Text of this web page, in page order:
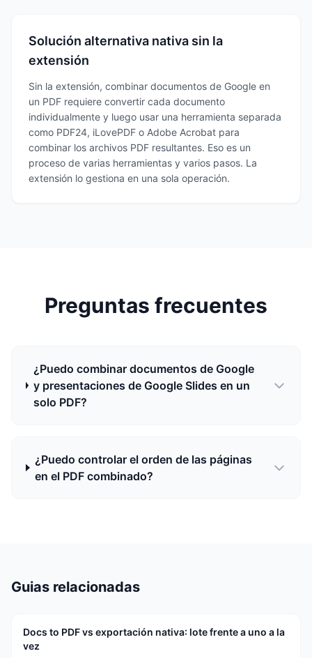
Solución alternativa nativa sin la
extensión
Sin la extensión, combinar documentos de Google en
un PDF requiere convertir cada documento
individualmente y luego usar una herramienta separada
como PDF24, iLovePDF o Adobe Acrobat para
combinar los archivos PDF resultantes. Eso es un
proceso de varias herramientas y varios pasos. La
extensión lo gestiona en una sola operación.
Preguntas frecuentes
¿Puedo combinar documentos de Google
y presentaciones de Google Slides en un
solo PDF?
¿Puedo controlar el orden de las páginas
en el PDF combinado?
Guias relacionadas
Docs to PDF vs exportación nativa: lote frente a uno a la
vez